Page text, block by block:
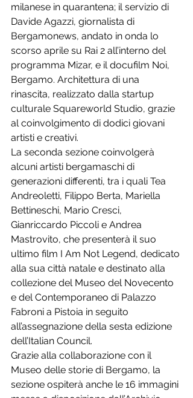
milanese in quarantena; il servizio di
Davide Agazzi, giornalista di
Bergamonews, andato in onda lo
scorso aprile su Rai 2 all’interno del
programma Mizar, e il docufilm Noi,
Bergamo. Architettura di una
rinascita, realizzato dalla startup
culturale Squareworld Studio, grazie
al coinvolgimento di dodici giovani
artisti e creativi.
La seconda sezione coinvolgerà
alcuni artisti bergamaschi di
generazioni differenti, tra i quali Tea
Andreoletti, Filippo Berta, Mariella
Bettineschi, Mario Cresci,
Gianriccardo Piccoli e Andrea
Mastrovito, che presenterà il suo
ultimo film I Am Not Legend, dedicato
alla sua città natale e destinato alla
collezione del Museo del Novecento
e del Contemporaneo di Palazzo
Fabroni a Pistoia in seguito
all’assegnazione della sesta edizione
dell’Italian Council.
Grazie alla collaborazione con il
Museo delle storie di Bergamo, la
sezione ospiterà anche le 16 immagini